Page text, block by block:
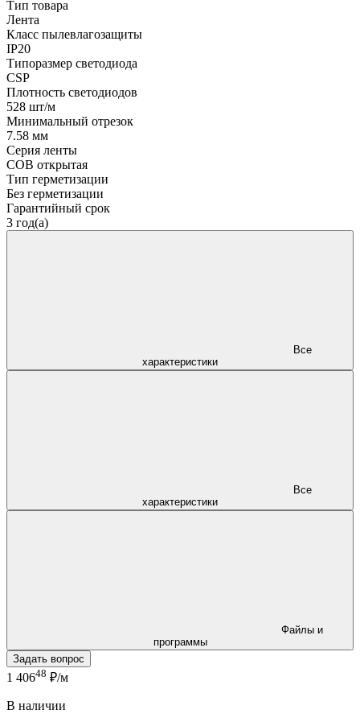
Тип товара
Лента
Класс пылевлагозащиты
IP20
Типоразмер светодиода
CSP
Плотность светодиодов
528 шт/м
Минимальный отрезок
7.58 мм
Серия ленты
COB открытая
Тип герметизации
Без герметизации
Гарантийный срок
3 год(а)
характеристики
характеристики
программы
Задать вопрос
1 40648 ₽/м
В наличии